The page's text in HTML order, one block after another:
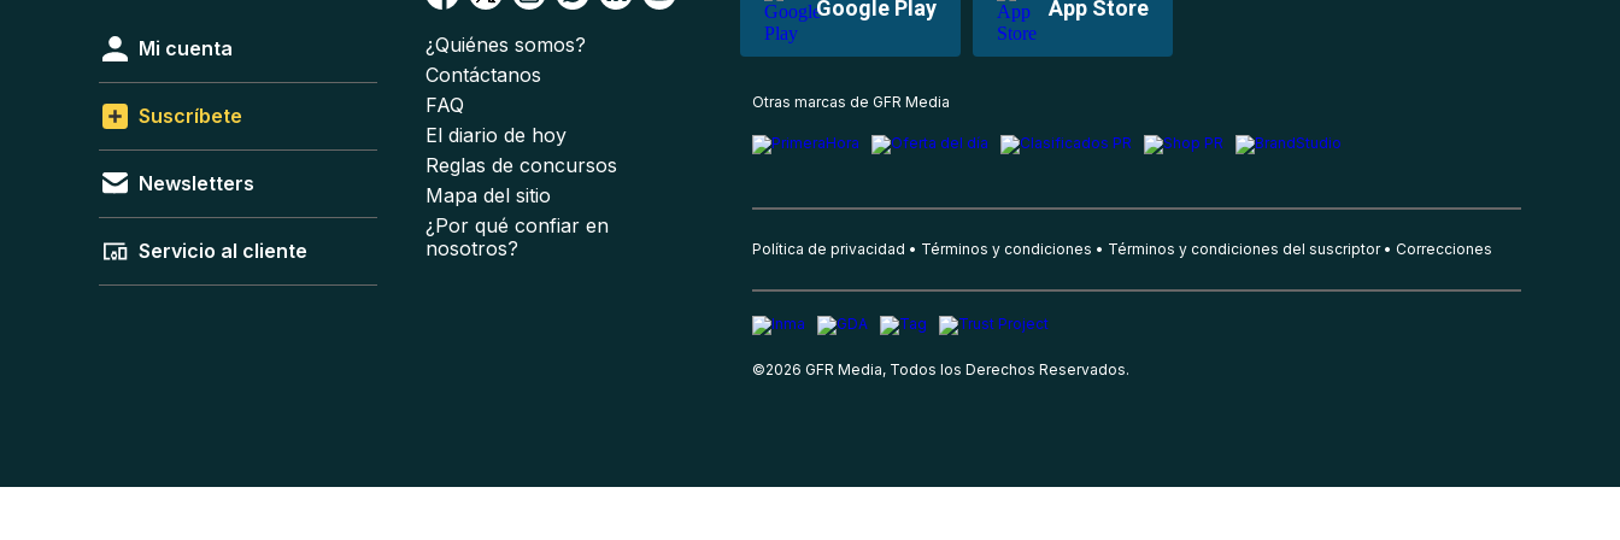
Google Play App Store
Mi cuenta
Suscríbete
Newsletters
Servicio al cliente
¿Quiénes somos?
Contáctanos
FAQ
El diario de hoy
Reglas de concursos
Mapa del sitio
¿Por qué confiar en
nosotros?
Otras marcas de GFR Media
Política de privacidad Términos y condiciones Términos y condiciones del suscriptor Correcciones
©2026 GFR Media, Todos los Derechos Reservados.